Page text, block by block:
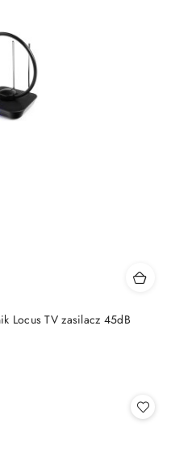
Locus TV zasilacz 45dB